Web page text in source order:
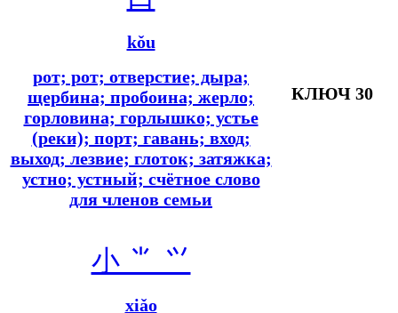
kǒu
рот; рот; отверстие; дыра;
щербина; пробоина; жерло;
горловина; горлышко; устье
(реки); порт; гавань; вход;
выход; лезвие; глоток; затяжка;
устно; устный; счётное слово
для членов семьи
КЛЮЧ 30
小 ⺌ ⺍
xiǎo